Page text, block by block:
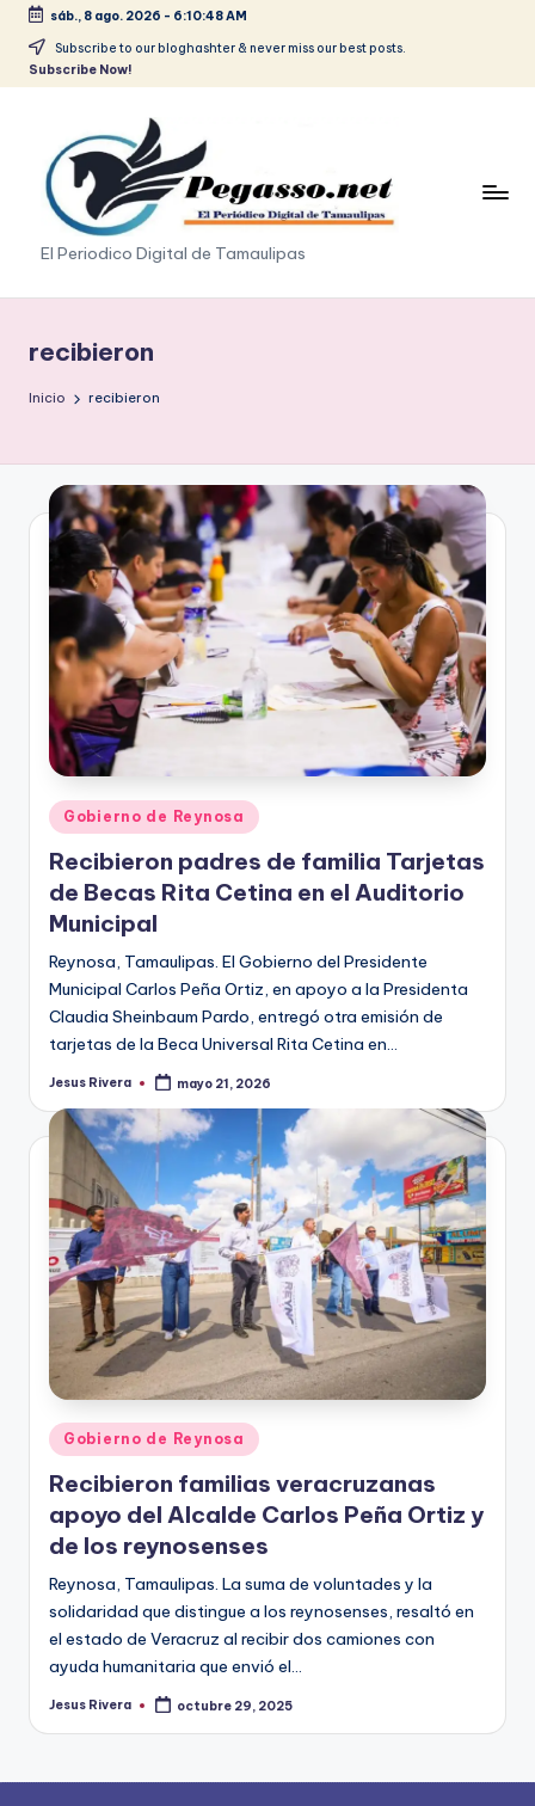
Saltar
sáb., 8 ago. 2026 - 6:10:49 AM
Subscribe to our bloghashter & never miss our best posts.
Subscribe Now!
p
e
s
.
p
e
s
s
El Periodico Digital de Tamaulipas
recibieron
Inicio recibieron
Publicado
en
Gobierno de Reynosa
Recibieron padres de familia Tarjetas
de Becas Rita Cetina en el Auditorio
Municipal
Reynosa, Tamaulipas. El Gobierno del Presidente
Municipal Carlos Peña Ortiz, en apoyo a la Presidenta
Claudia Sheinbaum Pardo, entregó otra emisión de
tarjetas de la Beca Universal Rita Cetina en…
Publicado
Jesus Rivera mayo 21, 2026
Publicado
en
Gobierno de Reynosa
Recibieron familias veracruzanas
apoyo del Alcalde Carlos Peña Ortiz y
de los reynosenses
Reynosa, Tamaulipas. La suma de voluntades y la
solidaridad que distingue a los reynosenses, resaltó en
el estado de Veracruz al recibir dos camiones con
ayuda humanitaria que envió el…
Publicado
Jesus Rivera octubre 29, 2025